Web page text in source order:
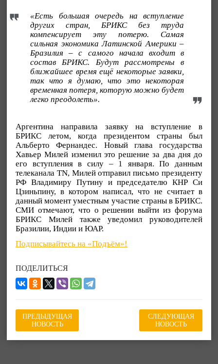
«Есть большая очередь на вступление
других стран, БРИКС без труда
компенсирует эту потерю. Самая
сильная экономика Латинской Америки –
Бразилия – с самого начала входит в
состав БРИКС. Будут рассмотрены в
ближайшее время ещё некоторые заявки,
так что я думаю, что это некоторая
временная потеря, которую можно будет
легко преодолеть».
Аргентина направила заявку на вступление в
БРИКС летом, когда президентом страны был
Альберто Фернандес. Новый глава государства
Хавьер Милей изменил это решение за два дня до
его вступления в силу – 1 января. По данным
телеканала TN, Милей отправил письмо президенту
РФ Владимиру Путину и председателю КНР Си
Цзиньпину, в котором написал, что не считает в
данный момент уместным участие страны в БРИКС.
СМИ отмечают, что о решении выйти из форума
БРИКС Милей также уведомил руководителей
Бразилии, Индии и ЮАР.
Подписывайтесь на «Подъём»!
ПОДЕЛИТЬСЯ
ПРЕДЫДУЩАЯ
НОВОСТЬ
СЛЕДУЮЩАЯ
НОВОСТЬ